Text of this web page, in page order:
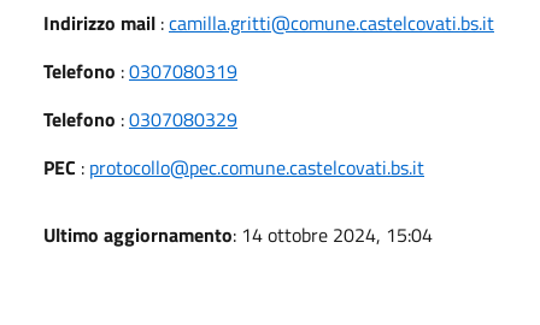
Indirizzo mail :camilla.gritti@comune.castelcovati.bs.it
Telefono :0307080319
Telefono :0307080329
PEC : protocollo@pec.comune.castelcovati.bs.it
Ultimo aggiornamento: 14 ottobre 2024, 15:04